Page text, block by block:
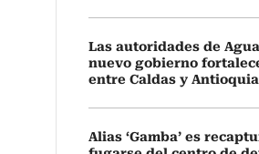
Las autoridades de
nuevo gobierno
entre Caldas y Antioquia
Alias ‘Gamba’ es